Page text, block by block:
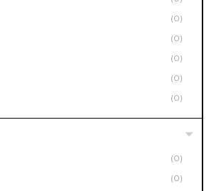
(0)
(0)
(0)
(0)
(0)
(0)
(0)